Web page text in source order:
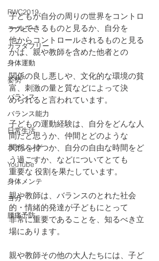
RWC2019
ラグビー
カラダフリー
身体運動
姿勢
バランス
バランス能力
日常生活
ボクシング
YouTube
身体メンテ
ヨガ
腰痛予防
子どもが自分の周りの世界をコントロ
ールできるものと見るか、自分を
他からコントロールされるものと見る
かは、親や教師を含めた他者との
関係の良し悪しや、文化的な環境の貧
富、刺激の量と質などによって決
められると言われています。
子どもの運動経験は、自分をどんな人
間だと思うか、仲間とどのような
関係を持つか、自分の自由な時間をど
う過ごすか、などについてとても
重要な 役割を果たしています。
親や教師は、バランスのとれた社会
的・情緒的発達が子どもにとって
非常に重要であることを、知るべき立
場にあります。
親や教師その他の大人たちには、子ど